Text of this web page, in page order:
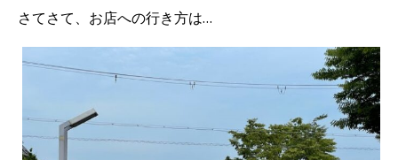
さてさて、お店への行き方は…